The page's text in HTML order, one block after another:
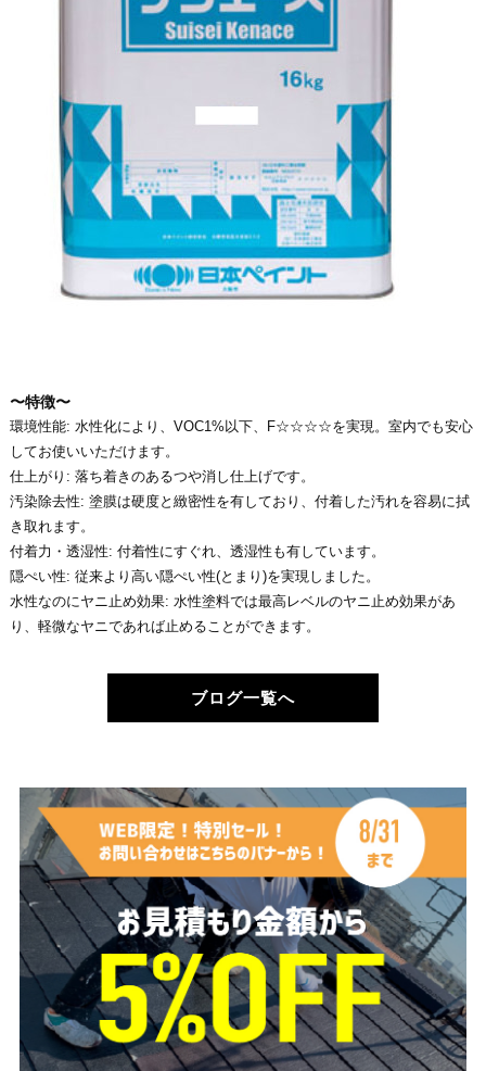
〜特徴〜
環境性能: 水性化により、VOC1%以下、F☆☆☆☆を実現。室内でも安心
してお使いいただけます。
仕上がり: 落ち着きのあるつや消し仕上げです。
汚染除去性: 塗膜は硬度と緻密性を有しており、付着した汚れを容易に拭
き取れます。
付着力・透湿性: 付着性にすぐれ、透湿性も有しています。
隠ぺい性: 従来より高い隠ぺい性(とまり)を実現しました。
水性なのにヤニ止め効果: 水性塗料では最高レベルのヤニ止め効果があ
り、軽微なヤニであれば止めることができます。
ブログ一覧へ